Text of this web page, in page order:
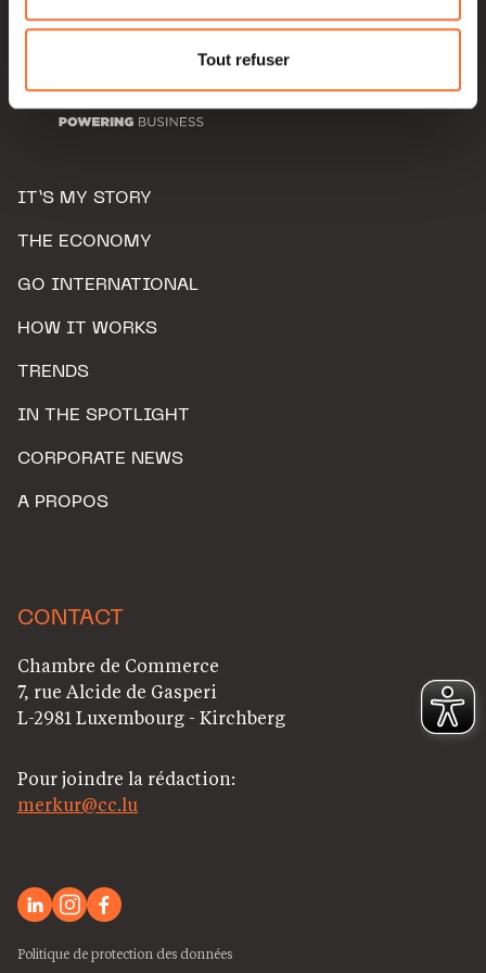
Pour de plus amples informations sur la manière dont
nous utilisons lescookies et sommes amenés à traiter
Charte d’usage des cookieset notrePolitique de
Tout refuser
IT’S MY STORY
THE ECONOMY
GO INTERNATIONAL
HOW IT WORKS
TRENDS
IN THE SPOTLIGHT
CORPORATE NEWS
A PROPOS
CONTACT
Chambre de Commerce
7, rue Alcide de Gasperi
L-2981 Luxembourg - Kirchberg
Pour joindre la rédaction:
merkur@cc.lu
Politique de protection des données